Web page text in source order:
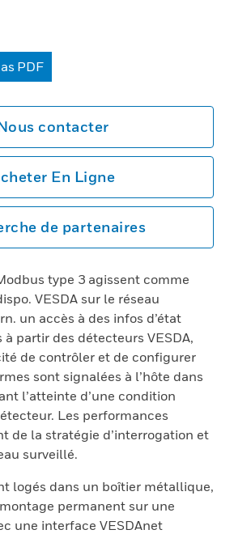
PDF
contacter
En Ligne
de partenaires
type 3 agissent comme
VESDA sur le réseau
un accès à des infos d’état
partir des détecteurs VESDA,
de contrôler et de configurer
sont signalées à l’hôte dans
l’atteinte d’une condition
Les performances
de la stratégie d’interrogation et
surveillé.
logés dans un boîtier métallique,
permanent sur une
une interface VESDAnet